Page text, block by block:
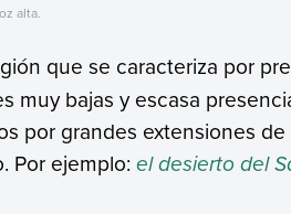
alta.
que se caracteriza por
muy bajas y escasa
por grandes extensiones
Por ejemplo: el desierto del